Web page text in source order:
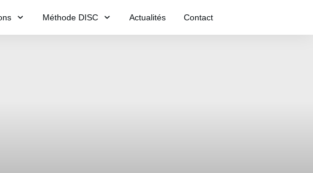
Méthode DISC Actualités Contact